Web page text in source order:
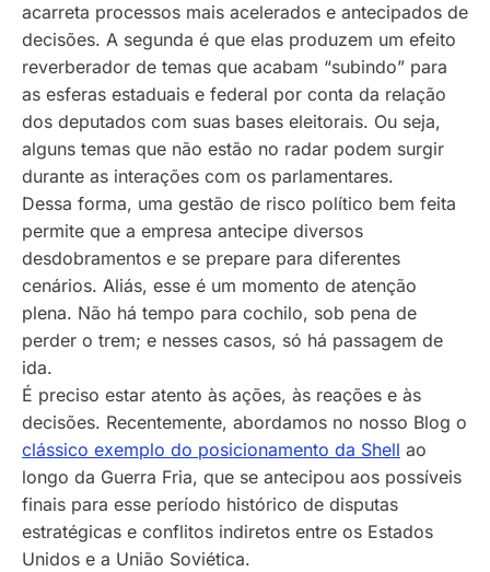
acarreta processos mais acelerados e antecipados de
decisões. A segunda é que elas produzem um efeito
reverberador de temas que acabam “subindo” para
as esferas estaduais e federal por conta da relação
dos deputados com suas bases eleitorais. Ou seja,
alguns temas que não estão no radar podem surgir
durante as interações com os parlamentares.
Dessa forma, uma gestão de risco político bem feita
permite que a empresa antecipe diversos
desdobramentos e se prepare para diferentes
cenários. Aliás, esse é um momento de atenção
plena. Não há tempo para cochilo, sob pena de
perder o trem; e nesses casos, só há passagem de
ida.
É preciso estar atento às ações, às reações e às
decisões. Recentemente, abordamos no nosso Blog o
clássico exemplo do posicionamento da Shell ao
longo da Guerra Fria, que se antecipou aos possíveis
finais para esse período histórico de disputas
estratégicas e conflitos indiretos entre os Estados
Unidos e a União Soviética.